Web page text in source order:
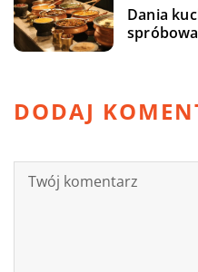
Dania
DODAJ